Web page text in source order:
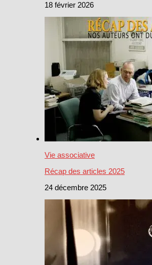
18 février 2026
Vie associative
Récap des articles 2025
24 décembre 2025